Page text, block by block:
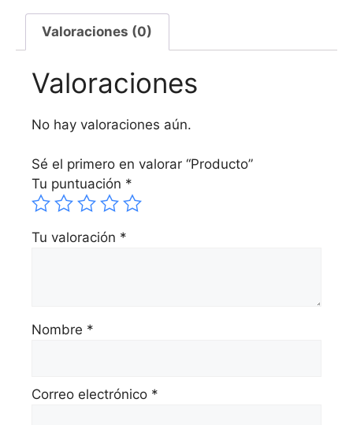
Valoraciones (0)
Valoraciones
No hay valoraciones aún.
Sé el primero en valorar “Producto”
Tu puntuación *
Tu valoración *
Nombre *
Correo electrónico *